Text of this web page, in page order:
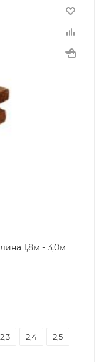
1,8м - 3,0м
2,3 2,4 2,5